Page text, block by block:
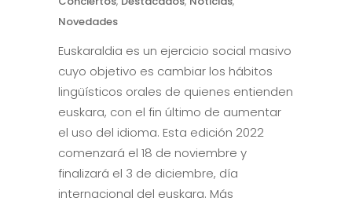
Novedades
Euskaraldia es un ejercicio social masivo
cuyo objetivo es cambiar los hábitos
lingüísticos orales de quienes entienden
euskara, con el fin último de aumentar
el uso del idioma. Esta edición 2022
comenzará el 18 de noviembre y
finalizará el 3 de diciembre, día
internacional del euskara. Más